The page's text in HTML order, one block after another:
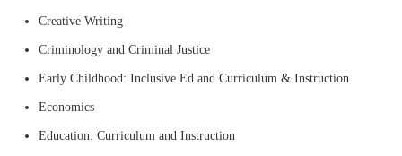
Creative Writing
Criminology and Criminal Justice
Early Childhood: Inclusive Ed and Curriculum & Instruction
Economics
Education: Curriculum and Instruction